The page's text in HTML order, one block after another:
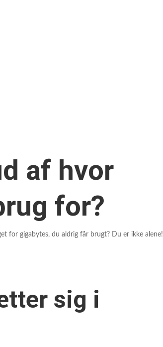
af hvor
for?
for gigabytes, du aldrig får brugt? Du er ikke alene!
sig i